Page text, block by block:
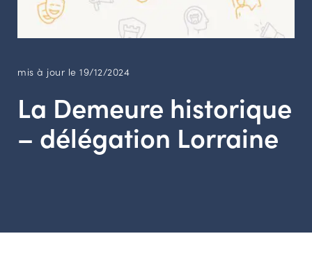
LES ACTIONS PHARES
CONTACT
Agenda
Annuaire
Ressources
OUTILS EN LIGNE
mis à jour le 19/12/2024
La Demeure historique
– délégation Lorraine